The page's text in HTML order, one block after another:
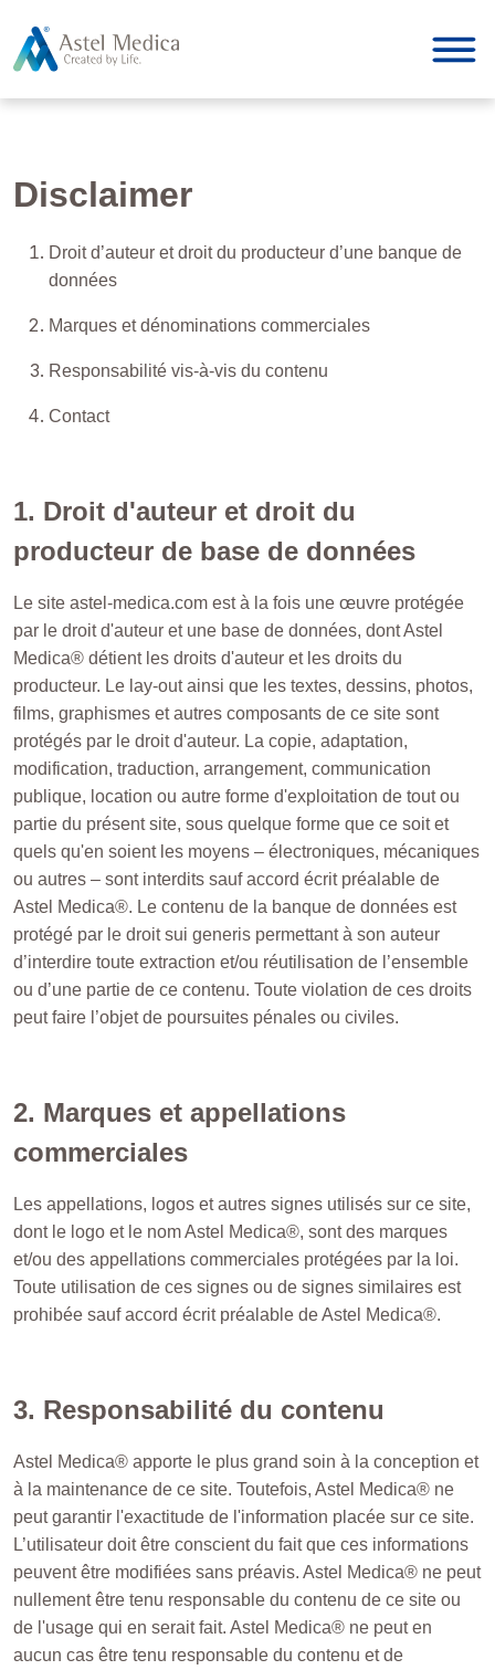
Disclaimer
Droit d’auteur et droit du producteur d’une banque de
données
Marques et dénominations commerciales
Responsabilité vis-à-vis du contenu
Contact
1. Droit d'auteur et droit du
producteur de base de données
Le site astel-medica.com est à la fois une œuvre protégée
par le droit d'auteur et une base de données, dont Astel
Medica® détient les droits d'auteur et les droits du
producteur. Le lay-out ainsi que les textes, dessins, photos,
films, graphismes et autres composants de ce site sont
protégés par le droit d'auteur. La copie, adaptation,
modification, traduction, arrangement, communication
publique, location ou autre forme d'exploitation de tout ou
partie du présent site, sous quelque forme que ce soit et
quels qu'en soient les moyens – électroniques, mécaniques
ou autres – sont interdits sauf accord écrit préalable de
Astel Medica®. Le contenu de la banque de données est
protégé par le droit sui generis permettant à son auteur
d’interdire toute extraction et/ou réutilisation de l’ensemble
ou d’une partie de ce contenu. Toute violation de ces droits
peut faire l’objet de poursuites pénales ou civiles.
2. Marques et appellations
commerciales
Les appellations, logos et autres signes utilisés sur ce site,
dont le logo et le nom Astel Medica®, sont des marques
et/ou des appellations commerciales protégées par la loi.
Toute utilisation de ces signes ou de signes similaires est
prohibée sauf accord écrit préalable de Astel Medica®.
3. Responsabilité du contenu
Astel Medica® apporte le plus grand soin à la conception et
à la maintenance de ce site. Toutefois, Astel Medica® ne
peut garantir l'exactitude de l'information placée sur ce site.
L’utilisateur doit être conscient du fait que ces informations
peuvent être modifiées sans préavis. Astel Medica® ne peut
nullement être tenu responsable du contenu de ce site ou
de l'usage qui en serait fait. Astel Medica® ne peut en
aucun cas être tenu responsable du contenu et de